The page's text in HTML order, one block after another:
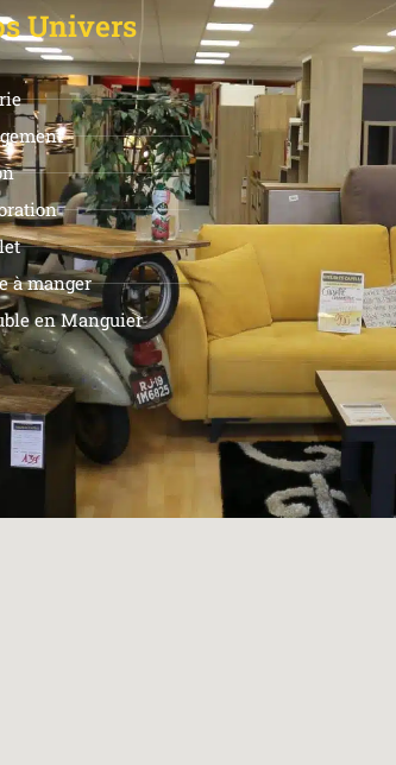
Univers
à manger
en Manguier